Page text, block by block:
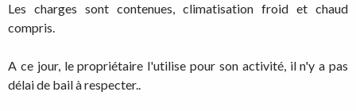
Les charges sont contenues, climatisation froid et chaud
compris.
A ce jour, le propriétaire l'utilise pour son activité, il n'y a pas
délai de bail à respecter..